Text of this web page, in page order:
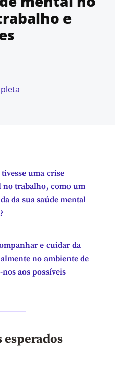
e
uma crise
no trabalho, como um
da sua saúde mental
e cuidar da
no ambiente de
aos possíveis
esperados